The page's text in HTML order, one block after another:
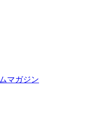
マガジン